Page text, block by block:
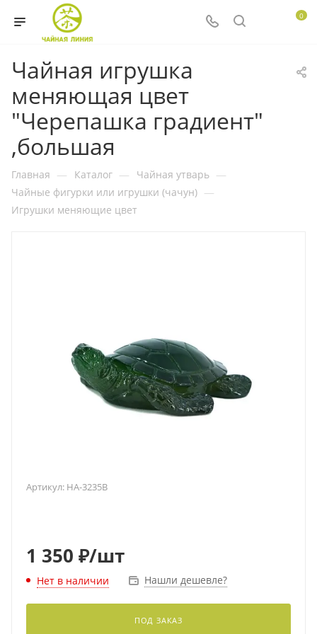
0
Чайная игрушка
меняющая цвет
"Черепашка градиент"
,большая
Главная — Каталог — Чайная утварь —
Чайные фигурки или игрушки (чачун) —
Игрушки меняющие цвет
Артикул: HA-3235B
1 350 ₽/шт
Нет в наличии Нашли дешевле?
ПОД ЗАКАЗ